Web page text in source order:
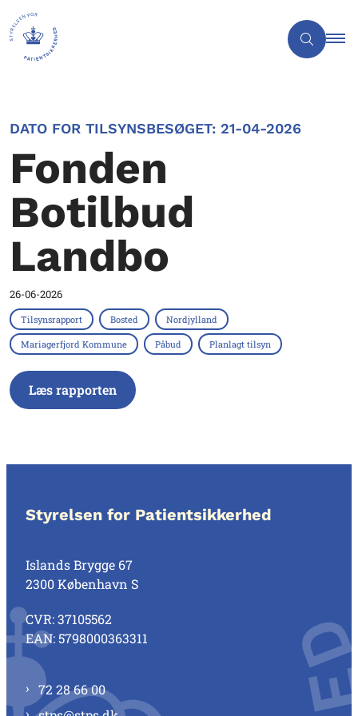
DATO FOR TILSYNSBESØGET: 21-04-2026
Fonden
Botilbud
Landbo
26-06-2026
Tilsynsrapport Bosted Nordjylland
Mariagerfjord Kommune Påbud Planlagt tilsyn
Læs rapporten
Styrelsen for Patientsikkerhed
Islands Brygge 67
2300 København S
CVR: 37105562
EAN: 5798000363311
72 28 66 00